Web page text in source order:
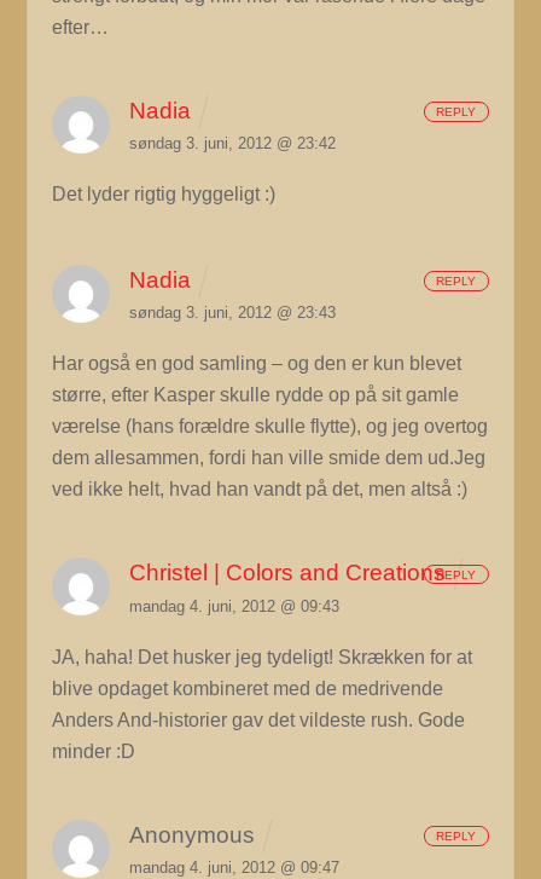
efter…
Nadia
søndag 3. juni, 2012 @ 23:42
Det lyder rigtig hyggeligt :)
REPLY
Nadia
søndag 3. juni, 2012 @ 23:43
Har også en god samling – og den er kun blevet
større, efter Kasper skulle rydde op på sit gamle
værelse (hans forældre skulle flytte), og jeg overtog
dem allesammen, fordi han ville smide dem ud.Jeg
ved ikke helt, hvad han vandt på det, men altså :)
REPLY
Christel | Colors and Creations
mandag 4. juni, 2012 @ 09:43
JA, haha! Det husker jeg tydeligt! Skrækken for at
blive opdaget kombineret med de medrivende
Anders And-historier gav det vildeste rush. Gode
minder :D
REPLY
Anonymous
mandag 4. juni, 2012 @ 09:47
REPLY